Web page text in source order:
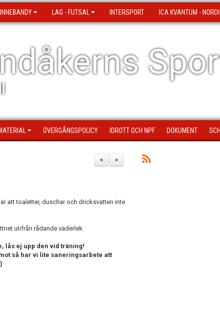
INNEBANDY LAG - FUTSAL INTERSPORT ICA KVANTUM -
ÖVERGÅNGSPOLICY IDROTT OCH NPF DOKUMENT
>
<
att toaletter, duschar och dricksvatten inte
utifrån rådande väderlek.
lås ej upp den vid träning!
så har vi lite saneringsarbete att